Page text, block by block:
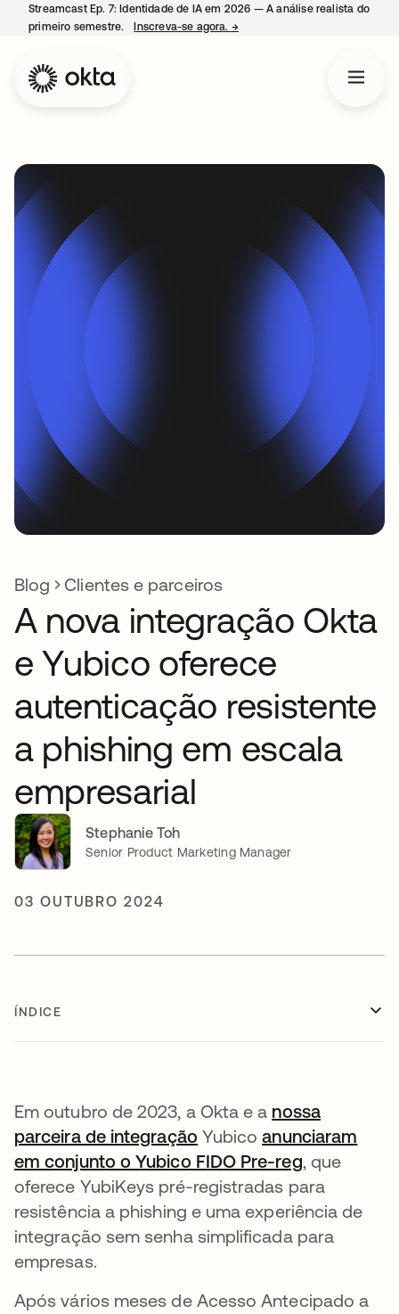
Streamcast Ep. 7: Identidade de IA em 2026 — A análise realista do
primeiro semestre.
Inscreva-se agora. →
Blog Clientes e parceiros
A nova integração Okta
e Yubico oferece
autenticação resistente
a phishing em escala
empresarial
Stephanie Toh
Senior Product Marketing Manager
03 OUTUBRO 2024
ÍNDICE
Em outubro de 2023, a Okta e a nossa
parceira de integração abre em uma nova guia
Yubicoanunciaram
em conjunto o Yubico FIDO Pre-regabre em
, que
oferece YubiKeys pré-registradas para
resistência a phishing e uma experiência de
integração sem senha simplificada para
empresas.
Após vários meses de Acesso Antecipado a